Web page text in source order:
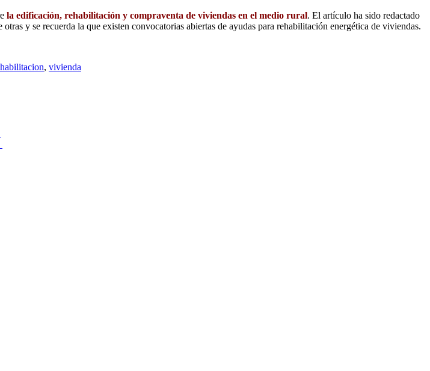
la edificación, rehabilitación y compraventa de viviendas en el medio rural. El artículo ha sido redactado
y se recuerda la que existen convocatorias abiertas de ayudas para rehabilitación energética de viviendas.
, vivienda